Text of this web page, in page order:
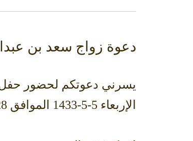
دعوة زواج سعد بن
الإربعاء 5-5-1433 الموافق 28-3-2012 بقصر الثقافة بحي السفارات شاكرين لكم تلبية الدعوة.